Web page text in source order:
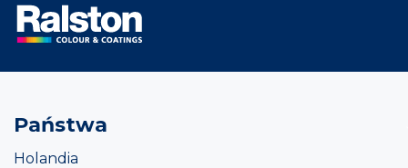
Państwa
Holandia